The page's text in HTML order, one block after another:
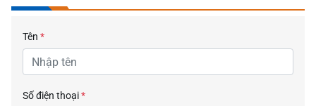
Tên *
Số điện thoại*